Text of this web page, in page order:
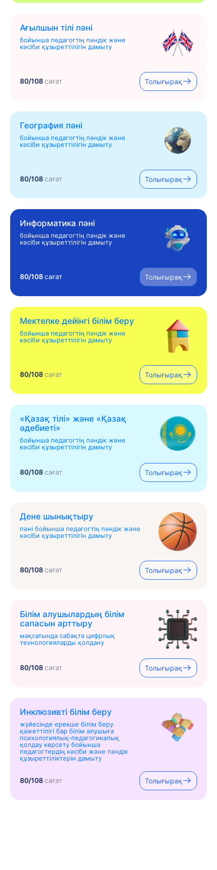
Ағылшын тілі пәні
бойынша педагогтің пәндік және
кәсіби құзыреттілігін дамыту
80/108сағат Толығырақ
География пәні
бойынша педагогтің пәндік және
кәсіби құзыреттілігін дамыту
80/108сағат Толығырақ
Информатика пәні
бойынша педагогтің пәндік және
кәсіби құзыреттілігін дамыту
80/108сағат Толығырақ
Мектепке дейінгі білім беру
бойынша педагогтің пәндік және
кәсіби құзыреттілігін дамыту
80/108сағат Толығырақ
«Қазақ тілі» жəне «Қазақ
əдебиеті»
бойынша педагогтің пәндік және
кәсіби құзыреттілігін дамыту
80/108сағат Толығырақ
Дене шынықтыру
пәні бойынша педагогтің пәндік және
кәсіби құзыреттілігін дамыту
80/108сағат Толығырақ
Білім алушылардың білім
сапасын арттыру
мақсатында сабақта цифрлық
технологияларды қолдану
80/108сағат Толығырақ
Инклюзивті білім беру
жүйесінде ерекше білім беру
қажеттілігі бар білім алушыға
психологиялық-педагогикалық
қолдау көрсету бойынша
педагогтердің кәсіби және пәндік
құзыреттіліктерін дамыту
80/108сағат Толығырақ